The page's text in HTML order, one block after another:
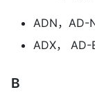
ADN，AD-
ADX， AD-
B